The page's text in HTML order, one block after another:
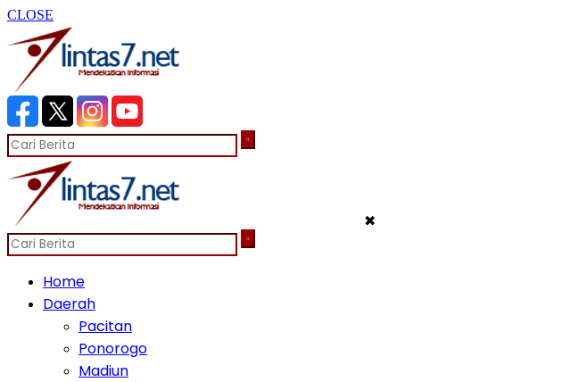
CLOSE
✖
Home
Daerah
Pacitan
Ponorogo
Madiun